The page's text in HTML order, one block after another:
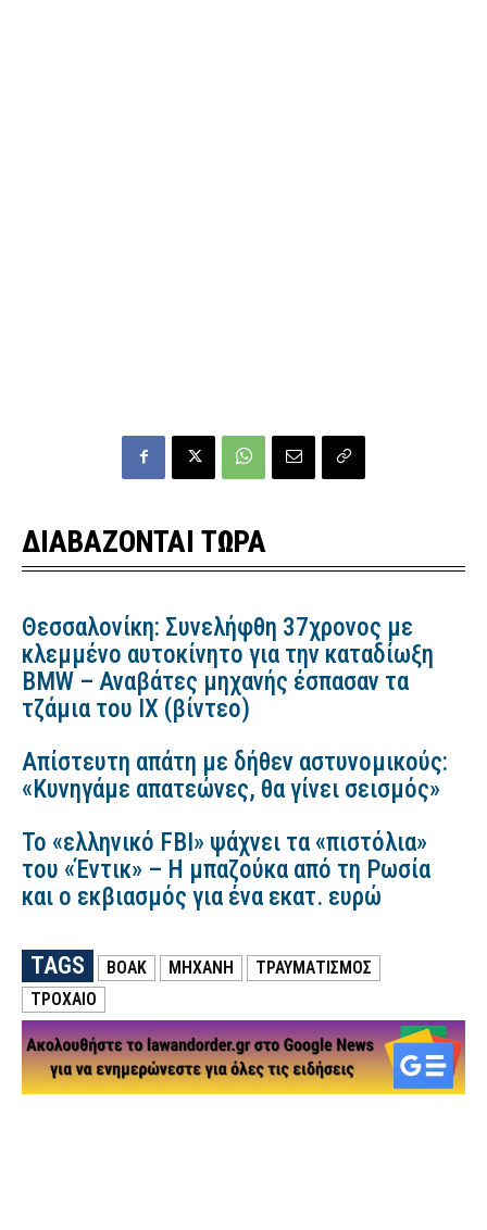
ΔΙΑΒΑΖΟΝΤΑΙ ΤΩΡΑ
Θεσσαλονίκη: Συνελήφθη 37χρονος με
κλεμμένο αυτοκίνητο για την καταδίωξη
BMW – Αναβάτες μηχανής έσπασαν τα
τζάμια του ΙΧ (βίντεο)
Απίστευτη απάτη με δήθεν αστυνομικούς:
«Κυνηγάμε απατεώνες, θα γίνει σεισμός»
Το «ελληνικό FBI» ψάχνει τα «πιστόλια»
του «Έντικ» – Η μπαζούκα από τη Ρωσία
και ο εκβιασμός για ένα εκατ. ευρώ
TAGS ΒΟΑΚ ΜΗΧΑΝΗ
ΤΡΑΥΜΑΤΙΣΜΟΣ
ΤΡΟΧΑΙΟ